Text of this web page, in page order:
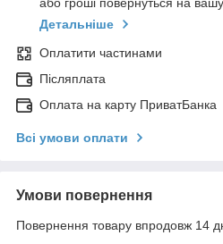
Детальніше
Оплатити частинами
Післяплата
Оплата на карту ПриватБанка
Всі умови оплати
Умови повернення
Повернення товару впродовж 14